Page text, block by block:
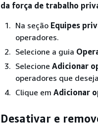
da força de trabalho
Na seção Equipes
operadores.
Selecione a guia
Selecione Adicionar
operadores que
Clique em Adicionar
Desativar e